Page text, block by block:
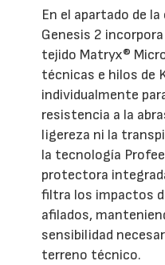
En el apartado de
Genesis 2
tejido Matryx®
técnicas e hilos de
individualmente
resistencia a la
ligereza ni la
la tecnología
protectora
filtra los impactos
afilados,
sensibilidad
terreno técnico.